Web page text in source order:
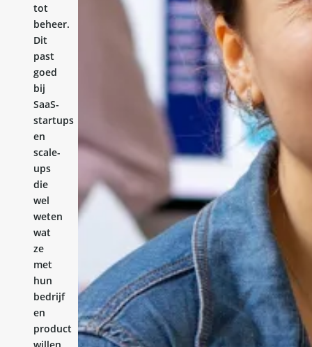
tot
beheer.
Dit
past
goed
bij
SaaS-
startups
en
scale-
ups
die
wel
weten
wat
ze
met
hun
bedrijf
en
product